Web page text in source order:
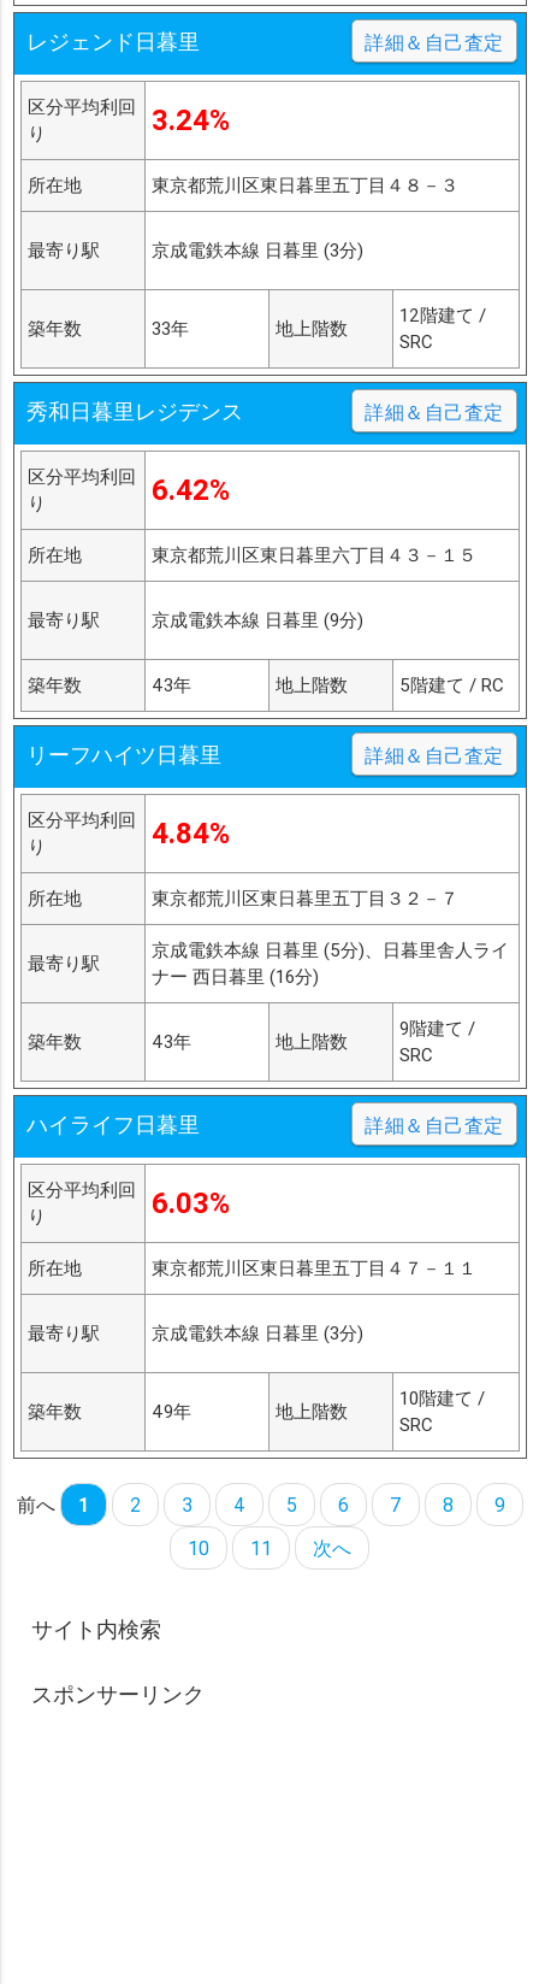
レジェンド日暮里 詳細＆自己査定
区分平均利回
り
3.24%
所在地 東京都荒川区東日暮里五丁目４８－３
最寄り駅 京成電鉄本線 日暮里 (3分)
築年数 33年 地上階数
12階建て /
SRC
秀和日暮里レジデンス 詳細＆自己査定
区分平均利回
り
6.42%
所在地 東京都荒川区東日暮里六丁目４３－１５
最寄り駅 京成電鉄本線 日暮里 (9分)
築年数 43年 地上階数 5階建て / RC
リーフハイツ日暮里 詳細＆自己査定
区分平均利回
り
4.84%
所在地 東京都荒川区東日暮里五丁目３２－７
最寄り駅
京成電鉄本線 日暮里 (5分)、日暮里舎人ライ
ナー 西日暮里 (16分)
築年数 43年 地上階数
9階建て /
SRC
ハイライフ日暮里 詳細＆自己査定
区分平均利回
り
6.03%
所在地 東京都荒川区東日暮里五丁目４７－１１
最寄り駅 京成電鉄本線 日暮里 (3分)
築年数 49年 地上階数
10階建て /
SRC
前へ 1 2 3 4 5 6 7 8
9
10
11 次へ
サイト内検索
スポンサーリンク